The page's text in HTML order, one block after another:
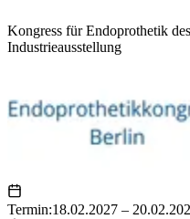
Kongress für Endoprothetik
Industrieausstellung
Termin:18.02.2027 –